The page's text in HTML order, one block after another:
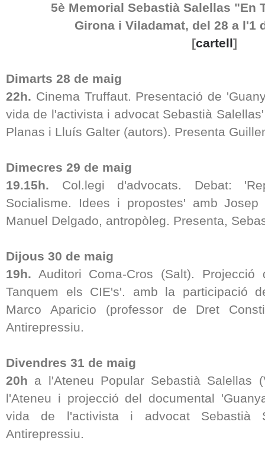
5è Memorial Sebastià Salellas "En
Girona i Viladamat, del 28 a l'1
[cartell]
Dimarts 28 de maig
22h. Cinema Truffaut. Presentació de
vida de l'activista i advocat Sebastià
Planas i Lluís Galter (autors). Presenta
Dimecres 29 de maig
19.15h. Col.legi d'advocats. Debat:
Socialisme. Idees i propostes' amb
Manuel Delgado, antropòleg. Presenta,
Dijous 30 de maig
19h. Auditori Coma-Cros (Salt). Projecció
Tanquem els CIE's'. amb la participació
Marco Aparicio (professor de Dret
Antirepressiu.
Divendres 31 de maig
20h a l'Ateneu Popular Sebastià Salellas
l'Ateneu i projecció del documental
vida de l'activista i advocat Sebastià
Antirepressiu.